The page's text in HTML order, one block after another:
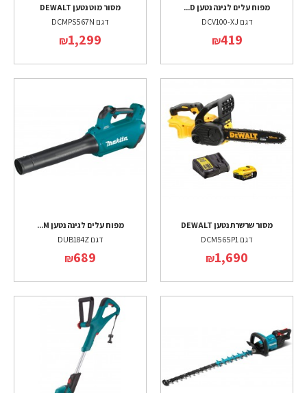
מפוח עלים לגינה נטען D...
דגם DCV100-XJ
₪419
מסור מוט נטען DEWALT
דגם DCMPS567N
₪1,299
מסור שרשרת נטען DEWALT
דגם DCM565P1
₪1,690
מפוח עלים לגינה נטען M...
דגם DUB184Z
₪689